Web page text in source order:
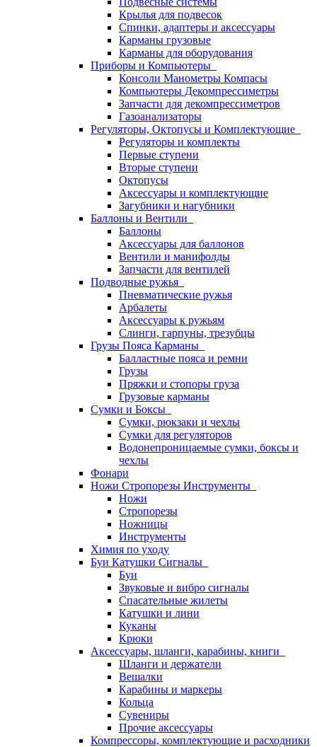
Крылья для подвесок
Спинки, адаптеры и аксессуары
Карманы грузовые
Карманы для оборудования
Приборы и Компьютеры
Консоли Манометры Компасы
Компьютеры Декомпрессиметры
Запчасти для декомпрессиметров
Газоанализаторы
Регуляторы, Октопусы и Комплектующие
Регуляторы и комплекты
Первые ступени
Вторые ступени
Октопусы
Аксессуары и комплектующие
Загубники и нагубники
Баллоны и Вентили
Баллоны
Аксессуары для баллонов
Вентили и манифолды
Запчасти для вентилей
Подводные ружья
Пневматические ружья
Арбалеты
Аксессуары к ружьям
Слинги, гарпуны, трезубцы
Грузы Пояса Карманы
Балластные пояса и ремни
Грузы
Пряжки и стопоры груза
Грузовые карманы
Сумки и Боксы
Сумки, рюкзаки и чехлы
Сумки для регуляторов
Водонепроницаемые сумки, боксы и
чехлы
Фонари
Ножи Стропорезы Инструменты
Ножи
Стропорезы
Ножницы
Инструменты
Химия по уходу
Буи Катушки Сигналы
Буи
Звуковые и вибро сигналы
Спасательные жилеты
Катушки и лини
Куканы
Крюки
Аксессуары, шланги, карабины, книги
Шланги и держатели
Вешалки
Карабины и маркеры
Кольца
Сувениры
Прочие аксессуары
Компрессоры, комплектующие и расходники